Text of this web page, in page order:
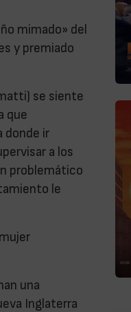
mimado» del
y premiado
se siente
que
donde ir
a los
problemático
le
una
Inglaterra